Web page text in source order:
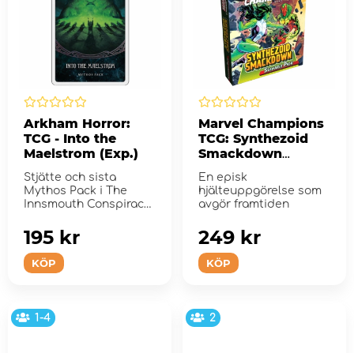
Arkham Horror:
TCG - Into the
Maelstrom (Exp.)
Stjätte och sista
Mythos Pack i The
Innsmouth Conspiracy
Horror: ...
KÖP
195 kr
Marvel Champions
TCG: Synthezoid
Smackdown
Scenario Pack
(Exp.)
En episk
hjälteuppgörelse som
avgör framtiden
KÖP
249 kr
1-4 2